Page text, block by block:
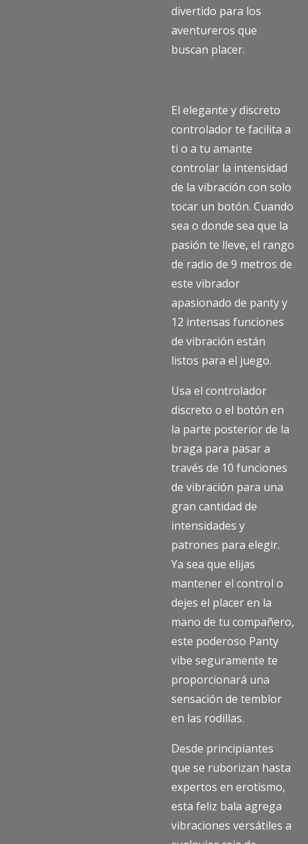
divertido para los
aventureros que
buscan placer.
El elegante y discreto
controlador te facilita a
ti o a tu amante
controlar la intensidad
de la vibración con solo
tocar un botón. Cuando
sea o donde sea que la
pasión te lleve, el rango
de radio de 9 metros de
este vibrador
apasionado de panty y
12 intensas funciones
de vibración están
listos para el juego.
Usa el controlador
discreto o el botón en
la parte posterior de la
braga para pasar a
través de 10 funciones
de vibración para una
gran cantidad de
intensidades y
patrones para elegir.
Ya sea que elijas
mantener el control o
dejes el placer en la
mano de tu compañero,
este poderoso Panty
vibe seguramente te
proporcionará una
sensación de temblor
en las rodillas.
Desde principiantes
que se ruborizan hasta
expertos en erotismo,
esta feliz bala agrega
vibraciones versátiles a